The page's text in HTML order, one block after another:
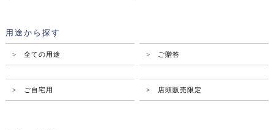
用途から探す
> 全ての用途 > ご贈答
> ご自宅用 > 店頭販売限定